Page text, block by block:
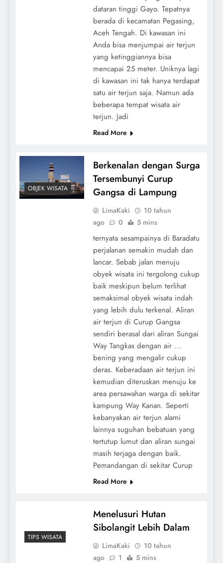
dataran tinggi Gayo. Tepatnya
berada di kecamatan Pegasing,
Aceh Tengah. Di kawasan ini
Anda bisa menjumpai air terjun
yang ketinggiannya bisa
mencapai 25 meter. Uniknya lagi
di kawasan ini tak hanya terdapat
satu air terjun saja. Namun ada
beberapa tempat wisata air
terjun. Jadi
Read More
OBJEK WISATA
Berkenalan dengan Surga
Tersembunyi Curup
Gangsa di Lampung
LimaKaki
10 tahun
ago
0 5 mins
ternyata sesampainya di Baradatu
perjalanan semakin mudah dan
lancar. Sebab jalan menuju
obyek wisata ini tergolong cukup
baik meskipun belum terlihat
semaksimal obyek wisata indah
yang lebih dulu terkenal. Aliran
air terjun di Curup Gangsa
sendiri berasal dari aliran Sungai
Way Tangkas dengan air ...
bening yang mengalir cukup
deras. Keberadaan air terjun ini
kemudian diteruskan menuju ke
area persawahan warga di sekitar
kampung Way Kanan. Seperti
kebanyakan air terjun alami
lainnya suguhan bebatuan yang
tertutup lumut dan aliran sungai
masih terjaga dengan baik.
Pemandangan di sekitar Curup
Read More
TIPS WISATA
Menelusuri Hutan
Sibolangit Lebih Dalam
LimaKaki
10 tahun
ago
1 5 mins